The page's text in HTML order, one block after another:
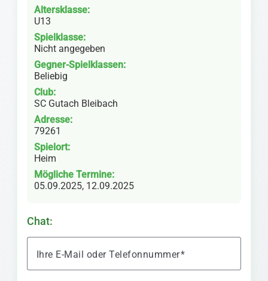
Altersklasse:
U13
Spielklasse:
Nicht angegeben
Gegner-Spielklassen:
Beliebig
Club:
SC Gutach Bleibach
Adresse:
79261
Spielort:
Heim
Mögliche Termine:
05.09.2025, 12.09.2025
Chat:
Ihre E-Mail oder Telefonnummer